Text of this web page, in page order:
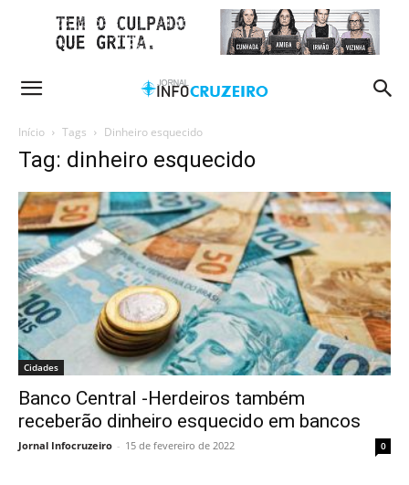
Início Tags Dinheiro esquecido
Tag: dinheiro esquecido
Cidades
Banco Central -Herdeiros também
receberão dinheiro esquecido em bancos
Jornal Infocruzeiro - 15 de fevereiro de 2022 0